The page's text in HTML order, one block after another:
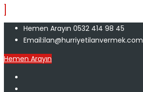
Hemen Arayın 0532 414 98 45
Email:ilan@hurriyetilanvermek.com
Hemen Arayın